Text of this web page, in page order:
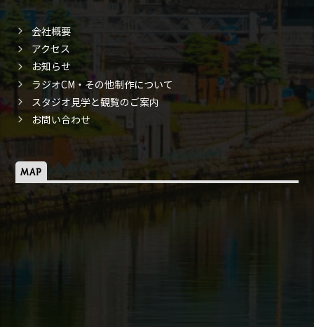
会社概要
アクセス
お知らせ
ラジオCM・その他制作について
スタジオ見学と観覧のご案内
お問い合わせ
MAP